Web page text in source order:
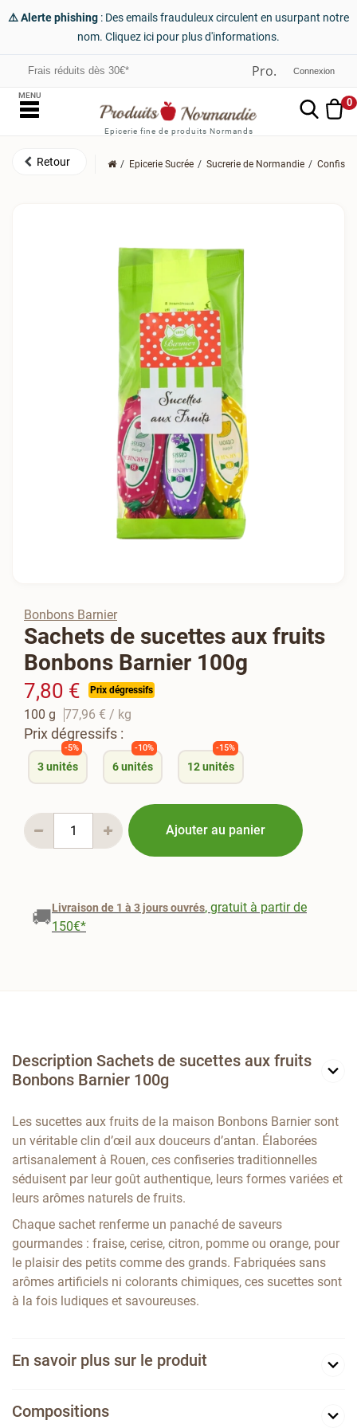
⚠️ Alerte phishing : Des emails frauduleux circulent en usurpant notre
nom. Cliquez ici pour plus d'informations.
Frais réduits dès 30€* Connexion
Epicerie fine de produits Normands
0
MENU
Epicerie Sucrée Sucrerie de Normandie
Bonbons Barnier
Sachets de sucettes aux fruits
Bonbons Barnier 100g
7,80 € Prix dégressifs
100 g 77,96 € / kg
Prix dégressifs :
3unités
-5%
6unités
-10%
12 unités
-15%
Ajouter au panier
🚚Livraison de 1 à 3 jours ouvrés, gratuit à partir de
150€*
Description Sachets de sucettes aux fruits
Bonbons Barnier 100g
Les sucettes aux fruits de la maison Bonbons Barnier sont
un véritable clin d’œil aux douceurs d’antan. Élaborées
artisanalement à Rouen, ces confiseries traditionnelles
séduisent par leur goût authentique, leurs formes variées et
leurs arômes naturels de fruits.
Chaque sachet renferme un panaché de saveurs
gourmandes : fraise, cerise, citron, pomme ou orange, pour
le plaisir des petits comme des grands. Fabriquées sans
arômes artificiels ni colorants chimiques, ces sucettes sont
à la fois ludiques et savoureuses.
En savoir plus sur le produit
Compositions